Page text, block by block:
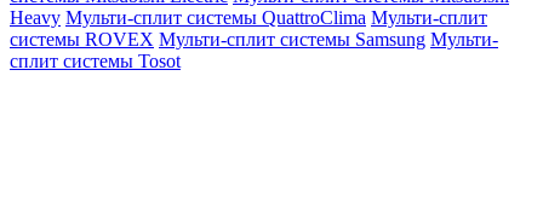
Heavy Мульти-сплит системы QuattroClima Мульти-сплит
системы ROVEX Мульти-сплит системы Samsung Мульти-
сплит системы Tosot